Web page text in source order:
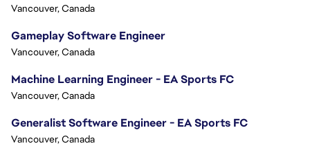
Vancouver, Canada
Gameplay Software Engineer
Vancouver, Canada
Machine Learning Engineer - EA Sports FC
Vancouver, Canada
Generalist Software Engineer - EA Sports FC
Vancouver, Canada